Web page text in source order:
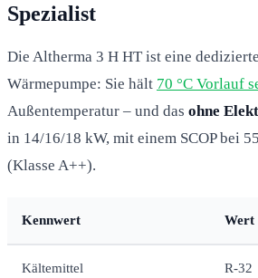
Spezialist
Die Altherma 3 H HT ist eine
Wärmepumpe: Sie hält 70 °C Vorlauf
Außentemperatur – und das ohne
in 14/16/18 kW, mit einem SCOP bei
(Klasse A++).
Kennwert Wert
Kältemittel R-32